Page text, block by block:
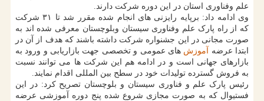
علم وفناوری استان در این دوره شرکت دارند.
وی ادامه داد: برپایه رایزنی های انجام شده مقرر شد تا ۳۱ شرکت
که از راه پارک علم وفناوری سیستان وبلوچستان معرفی شده اند به
صورت مجانی در این جشنواره شرکت داشته باشند که هدف از آن در
ابتدا عرضه آموزش های عمومی و تخصصی جهت بازاریابی و ورود به
بازارهای جهانی است و در ادامه هم این شرکت ها می توانند نسبت
به فروش گسترده تولیدات خود در سطح بین المللی اقدام نمایند.
رئیس پارک علم و فناوری سیستان و بلوچستان تصریح کرد: در این
فستیوال که به صورت مجازی شروع شده پنج دوره آموزشی عرضه